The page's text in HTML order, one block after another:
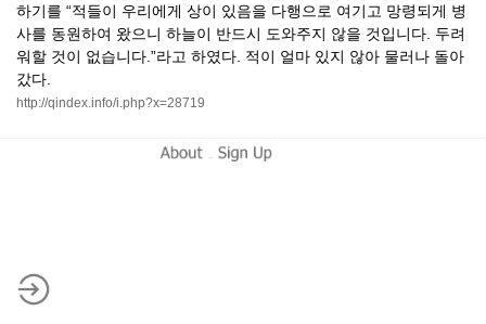
하기를 “적들이 우리에게 상이 있음을 다행으로 여기고 망령되게 병
사를 동원하여 왔으니 하늘이 반드시 도와주지 않을 것입니다. 두려
워할 것이 없습니다.”라고 하였다. 적이 얼마 있지 않아 물러나 돌아
갔다.
http://qindex.info/i.php?x=28719
-